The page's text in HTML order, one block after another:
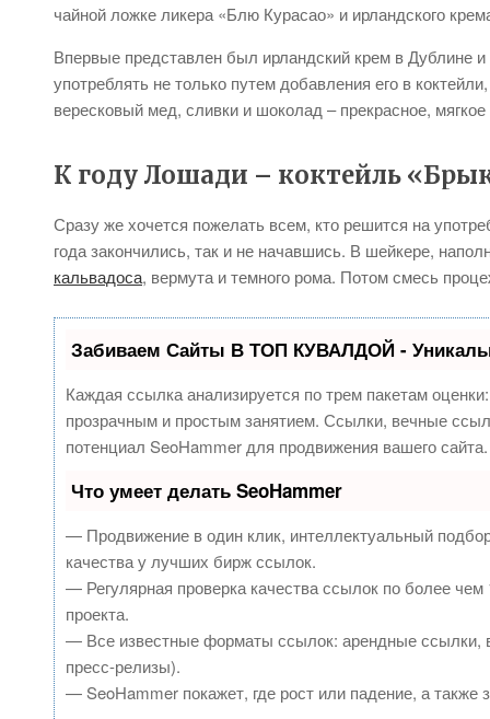
чайной ложке ликера «Блю Курасао» и ирландского
Впервые представлен был ирландский крем в Дублине
употреблять не только путем добавления его в
вересковый мед, сливки и шоколад – прекрасное,
К году Лошади – коктейль
Сразу же хочется пожелать всем, кто решится на
года закончились, так и не начавшись. В шейкере,
кальвадоса, вермута и темного рома. Потом смесь
Забиваем Сайты В ТОП КУВАЛДОЙ -
Каждая ссылка анализируется по трем пакетам
прозрачным и простым занятием. Ссылки, вечные
потенциал SeoHammer для продвижения вашего сайта.
Что умеет делать SeoHammer
— Продвижение в один клик, интеллектуальный
качества у лучших бирж ссылок.
— Регулярная проверка качества ссылок по более
проекта.
— Все известные форматы ссылок: арендные ссылки,
пресс-релизы).
— SeoHammer покажет, где рост или падение, а также